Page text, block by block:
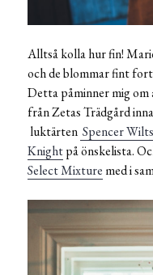
Alltså kolla hur fin!
och de blommar fint
Detta påminner mig om
från Zetas Trädgård
luktärten Spencer
Knightpå önskelista.
Select Mixture med i